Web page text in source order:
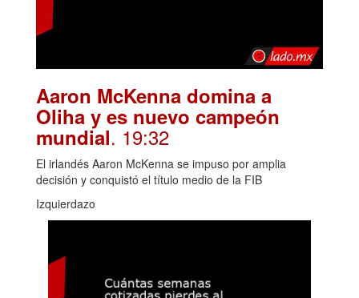
Aaron McKenna domina a
Oliha y es nuevo campeón
mundial. 19:32
El irlandés Aaron McKenna se impuso por amplia
decisión y conquistó el título medio de la FIB
Izquierdazo